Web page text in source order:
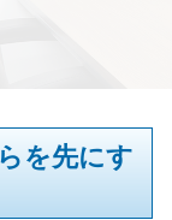
を先にす